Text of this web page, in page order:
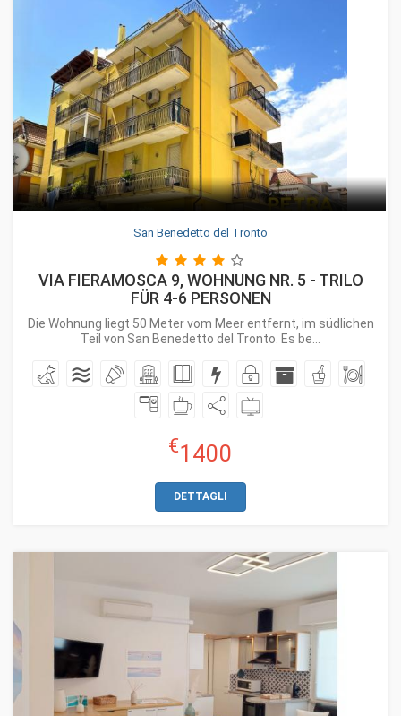
San Benedetto del Tronto
VIA FIERAMOSCA 9, WOHNUNG NR. 5 - TRILO
FÜR 4-6 PERSONEN
Die Wohnung liegt 50 Meter vom Meer entfernt, im südlichen
Teil von San Benedetto del Tronto. Es be...
€1400
DETTAGLI